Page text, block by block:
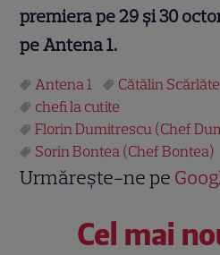
premiera pe 29 și 30
pe Antena 1.
Antena 1
Cătălin
chefi la cutite
Florin Dumitrescu (Chef
Sorin Bontea (Chef Bontea)
Urmărește-ne pe
Cel mai